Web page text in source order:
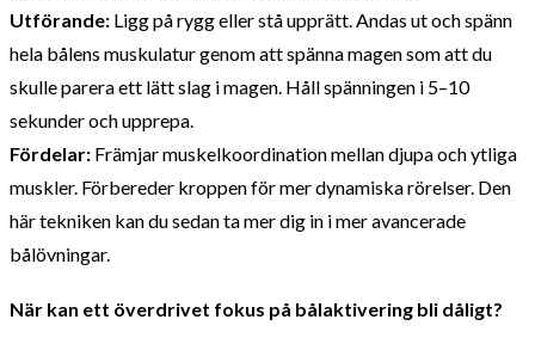
Utförande: Ligg på rygg eller stå upprätt. Andas ut och spänn
hela bålens muskulatur genom att spänna magen som att du
skulle parera ett lätt slag i magen. Håll spänningen i 5–10
sekunder och upprepa.
Fördelar: Främjar muskelkoordination mellan djupa och ytliga
muskler. Förbereder kroppen för mer dynamiska rörelser. Den
här tekniken kan du sedan ta mer dig in i mer avancerade
bålövningar.
När kan ett överdrivet fokus på bålaktivering bli dåligt?